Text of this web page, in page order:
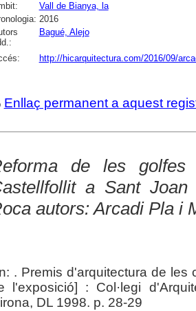
Vall de Bianya, la
2016
Bagué, Alejo
http://hicarquitectura.com/2016/09/
Enllaç permanent a aquest
de les
a Sant
autors: Arcadi Pla i
. Premis d'arquitectura de les
l'exposició] : Col·legi
DL 1998. p. 28-29